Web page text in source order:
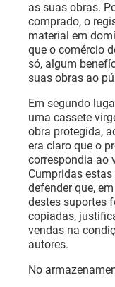
as suas obras.
comprado, o
material em
que o comércio
só, algum
suas obras ao
Em segundo
uma cassete
obra protegida,
era claro que o
correspondia ao
Cumpridas
defender que,
destes suportes
copiadas,
vendas na
autores.
No